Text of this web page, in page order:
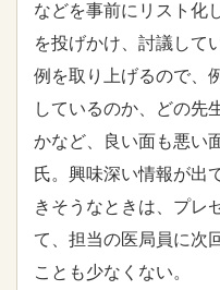
などを事前にリスト化
を投げかけ、討議して
例を取り上げるので、
しているのか、どの先
かなど、良い面も悪い
氏。興味深い情報が出
きそうなときは、プレ
て、担当の医局員に次
ことも少なくない。